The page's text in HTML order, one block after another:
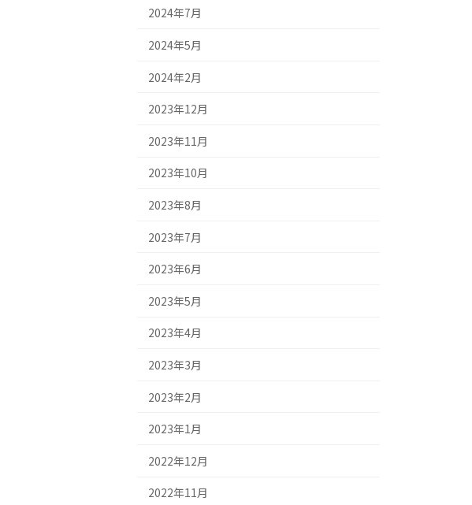
2024年7月
2024年5月
2024年2月
2023年12月
2023年11月
2023年10月
2023年8月
2023年7月
2023年6月
2023年5月
2023年4月
2023年3月
2023年2月
2023年1月
2022年12月
2022年11月